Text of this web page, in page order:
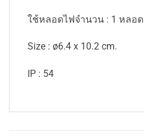
ใช้หลอดไฟจำนวน : 1 หลอด
Size : ø6.4 x 10.2 cm.
IP : 54